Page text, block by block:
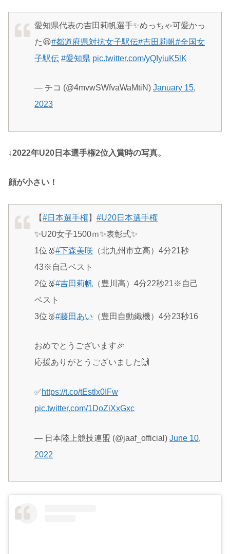
愛知県代表の吉田莉帆選手✨めっちゃ可愛かっ
た😆#都道府県対抗女子駅伝#吉田莉帆#全国女
子駅伝 #愛知県 pic.twitter.com/yQIyiuK5lK
— チコ (@4mvwSWfvaWaMtiN) January 15,
2023
↓2022年U20日本選手権2位入賞時の写真。
顔が小さい！
【#日本選手権】 #U20日本選手権
✨U20女子1500ｍ✨表彰式✨
1位🥇#下森美咲 （北九州市立高）4分21秒
43※自己ベスト
2位🥈#吉田莉帆 （豊川高）4分22秒21※自己
ベスト
3位🥉#藤田あい （豊田自動織機）4分23秒16
おめでとうございます🎉
応援ありがとうございました🙌
✅https://t.co/tEstlx0IFw
pic.twitter.com/1DoZiXxGxc
— 日本陸上競技連盟 (@jaaf_official) June 10,
2022